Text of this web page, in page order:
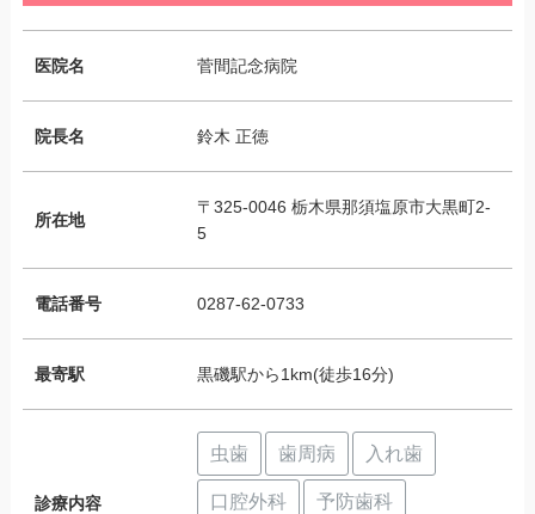
医院名 菅間記念病院
院長名 鈴木 正徳
所在地
〒325-0046 栃木県那須塩原市大黒町2-
5
電話番号 0287-62-0733
最寄駅 黒磯駅から1km(徒歩16分)
診療内容
虫歯 歯周病 入れ歯
口腔外科 予防歯科